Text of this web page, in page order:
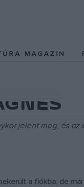
MAGAZIN
jelent meg, és
a fiókba, de